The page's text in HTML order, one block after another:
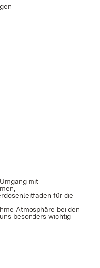
mit
für die
Atmosphäre bei den
besonders wichtig